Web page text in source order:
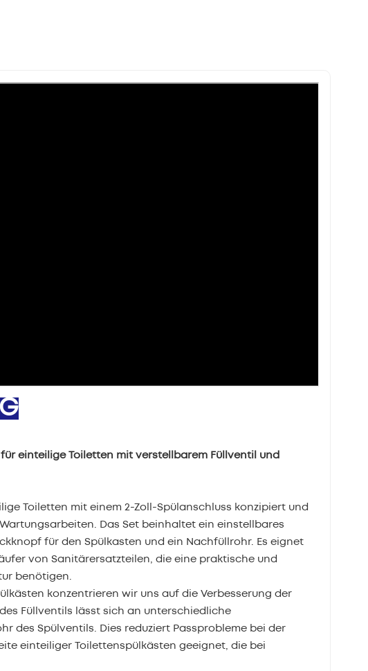
einteilige Toiletten mit verstellbarem Füllventil und
Toiletten mit einem 2-Zoll-Spülanschluss konzipiert und
Das Set beinhaltet ein einstellbares
für den Spülkasten und ein Nachfüllrohr. Es eignet
von Sanitärersatzteilen, die eine praktische und
benötigen.
konzentrieren wir uns auf die Verbesserung der
Füllventils lässt sich an unterschiedliche
des Spülventils. Dies reduziert Passprobleme bei der
einteiliger Toilettenspülkästen geeignet, die bei